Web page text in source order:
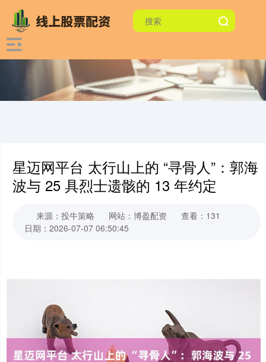
星迈网平台 太行山上的 “寻骨人”：郭海
波与 25 具烈士遗骸的 13 年约定
来源：投牛策略 网站：博盈配资
查看：131
日期：2026-07-07 06:50:45